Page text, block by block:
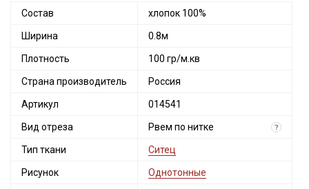
Состав хлопок 100%
Ширина 0.8м
Плотность 100 гр/м.кв
Страна производитель Россия
Артикул 014541
Вид отреза Рвем по нитке ?
Тип ткани Ситец
Рисунок Однотонные